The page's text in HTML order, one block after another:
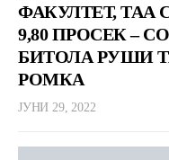
ФАКУЛТЕТ, ТАА
9,80 ПРОСЕК –
БИТОЛА РУШИ
РОМКА
ЈУНИ 29, 2022